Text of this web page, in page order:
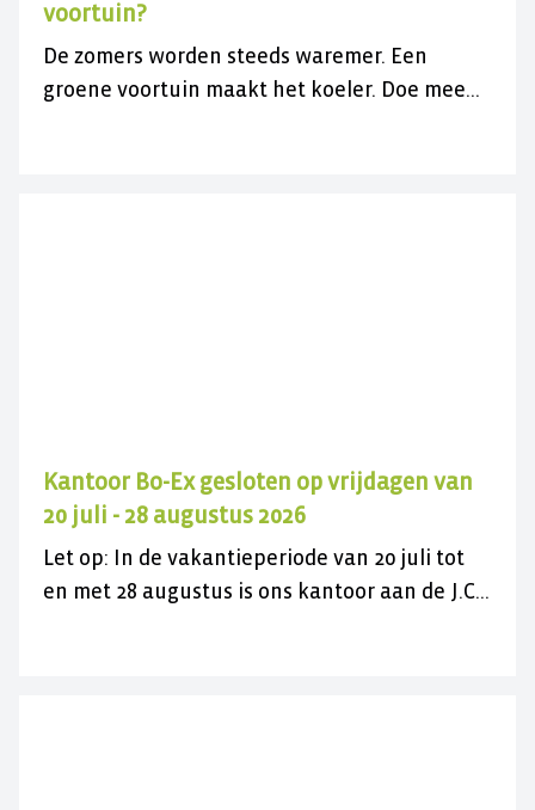
voortuin?
De zomers worden steeds waremer. Een
groene voortuin maakt het koeler. Doe mee
Kantoor Bo-Ex gesloten op vrijdagen van
20 juli - 28 augustus 2026
Let op: In de vakantieperiode van 20 juli tot
en met 28 augustus is ons kantoor aan de J.C.